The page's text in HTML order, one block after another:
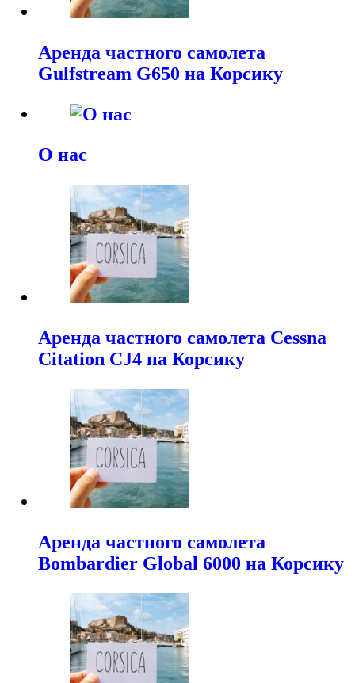
Аренда частного самолета
Gulfstream G650 на Корсику
О нас
Аренда частного самолета Cessna
Citation CJ4 на Корсику
Аренда частного самолета
Bombardier Global 6000 на Корсику